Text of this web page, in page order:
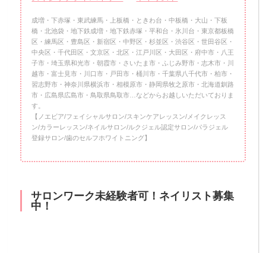
成増・下赤塚・東武練馬・上板橋・ときわ台・中板橋・大山・下板
橋・北池袋・地下鉄成増・地下鉄赤塚・平和台・氷川台・東京都板橋
区・練馬区・豊島区・新宿区・中野区・杉並区・渋谷区・世田谷区・
中央区・千代田区・文京区・北区・江戸川区・大田区・府中市・八王
子市・埼玉県和光市・朝霞市・さいたま市・ふじみ野市・志木市・川
越市・富士見市・川口市・戸田市・桶川市・千葉県八千代市・柏市・
習志野市・神奈川県横浜市・相模原市・静岡県牧之原市・北海道釧路
市・広島県広島市・鳥取県鳥取市…などからお越しいただいておりま
す。
【ノエビア/フェイシャルサロン/スキンケアレッスン/メイクレッス
ン/カラーレッスン/ネイルサロン/ルクジェル認定サロン/パラジェル
登録サロン/歯のセルフホワイトニング】
サロンワーク未経験者可！ネイリスト募集
中！